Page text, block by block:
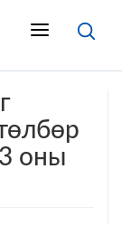
оны